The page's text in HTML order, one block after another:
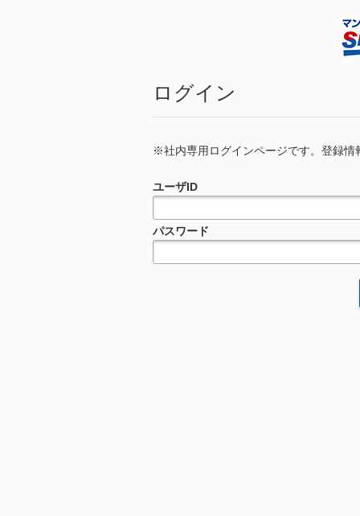
ログイン
※社内専用ログインページです。登録
ユーザID
パスワード